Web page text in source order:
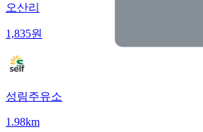
오산리
1,835원
성림주유소
1.98km